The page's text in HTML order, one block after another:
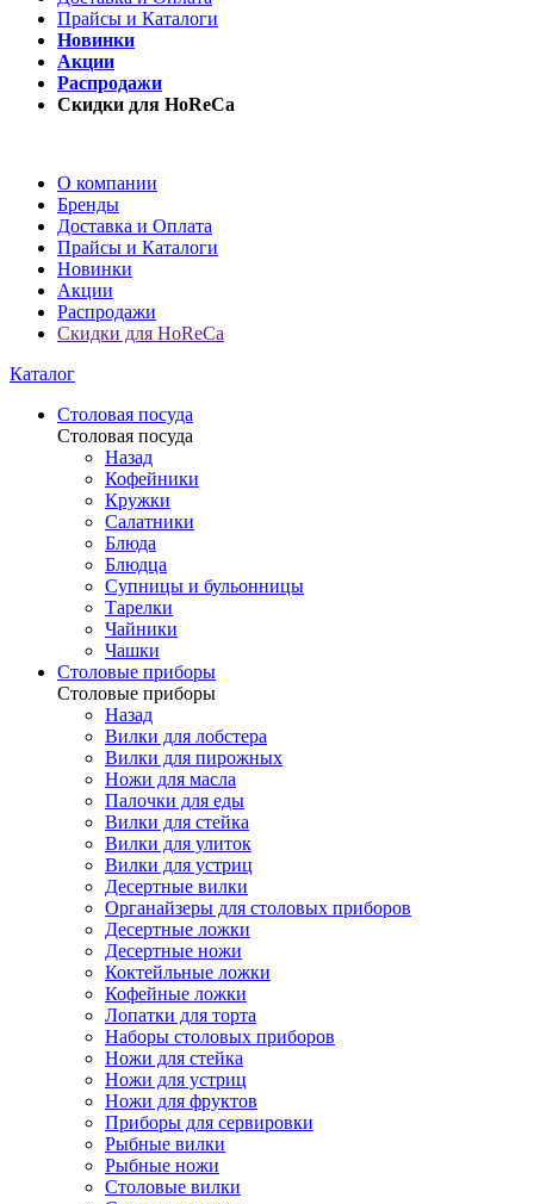
Прайсы и Каталоги
Новинки
Акции
Распродажи
Скидки для HoReCa
О компании
Бренды
Доставка и Оплата
Прайсы и Каталоги
Новинки
Акции
Распродажи
Скидки для HoReCa
Каталог
Столовая посуда
Столовая посуда
Назад
Кофейники
Кружки
Салатники
Блюда
Блюдца
Супницы и бульонницы
Тарелки
Чайники
Чашки
Cтоловые приборы
Cтоловые приборы
Назад
Вилки для лобстера
Вилки для пирожных
Ножи для масла
Палочки для еды
Вилки для стейка
Вилки для улиток
Вилки для устриц
Десертные вилки
Органайзеры для столовых приборов
Десертные ложки
Десертные ножи
Коктейльные ложки
Кофейные ложки
Лопатки для торта
Наборы столовых приборов
Ножи для стейка
Ножи для устриц
Ножи для фруктов
Приборы для сервировки
Рыбные вилки
Рыбные ножи
Столовые вилки